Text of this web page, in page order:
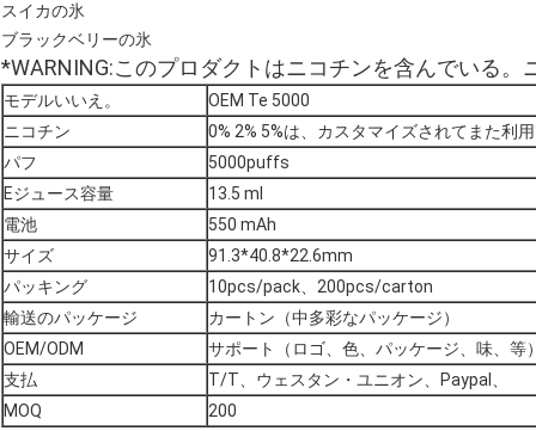
スイカの氷
ブラックベリーの氷
*WARNING:このプロダクトはニコチンを含んでいる
モデルいいえ。
OEM Te 5000
ニコチン
0% 2% 5%は、カスタマイズされてまた利
パフ
5000puffs
Eジュース容量
13.5 ml
電池
550 mAh
サイズ
91.3*40.8*22.6mm
パッキング
10pcs/pack、200pcs/carton
輸送のパッケージ
カートン（中多彩なパッケージ）
OEM/ODM
サポート（ロゴ、色、パッケージ、味、等
支払
T/T、ウェスタン・ユニオン、Paypal、
MOQ
200